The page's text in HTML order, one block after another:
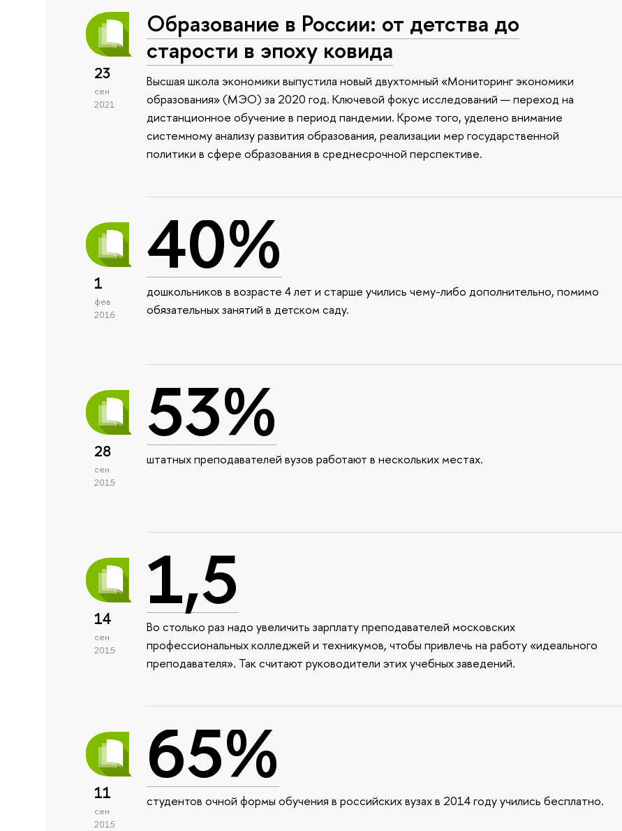
23
сен
2021
Образование в России: от детства до
старости в эпоху ковида
Высшая школа экономики выпустила новый двухтомный «Мониторинг экономики
образования» (МЭО) за 2020 год. Ключевой фокус исследований — переход на
дистанционное обучение в период пандемии. Кроме того, уделено внимание
системному анализу развития образования, реализации мер государственной
политики в сфере образования в среднесрочной перспективе.
1
фев
2016
40%
дошкольников в возрасте 4 лет и старше учились чему-либо дополнительно, помимо
обязательных занятий в детском саду.
28
сен
2015
53%
штатных преподавателей вузов работают в нескольких местах.
14
сен
2015
1,5
Во столько раз надо увеличить зарплату преподавателей московских
профессиональных колледжей и техникумов, чтобы привлечь на работу «идеального
преподавателя». Так считают руководители этих учебных заведений.
11
сен
2015
65%
студентов очной формы обучения в российских вузах в 2014 году учились бесплатно.